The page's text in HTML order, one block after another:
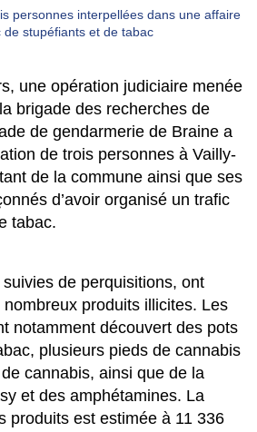
une opération judiciaire menée
brigade des recherches de
de gendarmerie de Braine a
de trois personnes à Vailly-
de la commune ainsi que ses
d’avoir organisé un trafic
tabac.
de perquisitions, ont
produits illicites. Les
notamment découvert des pots
plusieurs pieds de cannabis
cannabis, ainsi que de la
et des amphétamines. La
produits est estimée à 11 336